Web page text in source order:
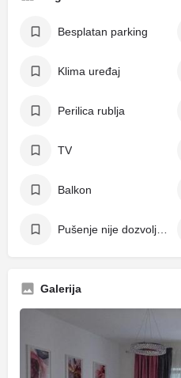
Besplatan parking
Klima uređaj
Perilica rublja
TV
Balkon
Galerija